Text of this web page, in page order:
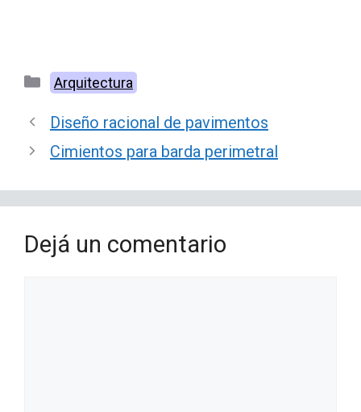
Categorías
Arquitectura
Diseño racional de pavimentos
Cimientos para barda perimetral
Dejá un comentario